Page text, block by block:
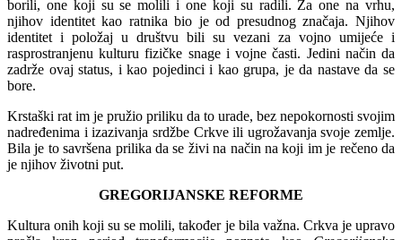
borili, one koji su se molili i one koji su radili. Za one na vrhu,
njihov identitet kao ratnika bio je od presudnog značaja. Njihov
identitet i položaj u društvu bili su vezani za vojno umijeće i
rasprostranjenu kulturu fizičke snage i vojne časti. Jedini način da
zadrže ovaj status, i kao pojedinci i kao grupa, je da nastave da se
bore.
Krstaški rat im je pružio priliku da to urade, bez nepokornosti svojim
nadređenima i izazivanja srdžbe Crkve ili ugrožavanja svoje zemlje.
Bila je to savršena prilika da se živi na način na koji im je rečeno da
je njihov životni put.
GREGORIJANSKE REFORME
Kultura onih koji su se molili, također je bila važna. Crkva je upravo